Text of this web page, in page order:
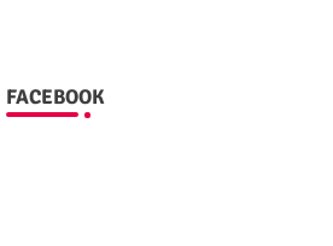
FACEBOOK